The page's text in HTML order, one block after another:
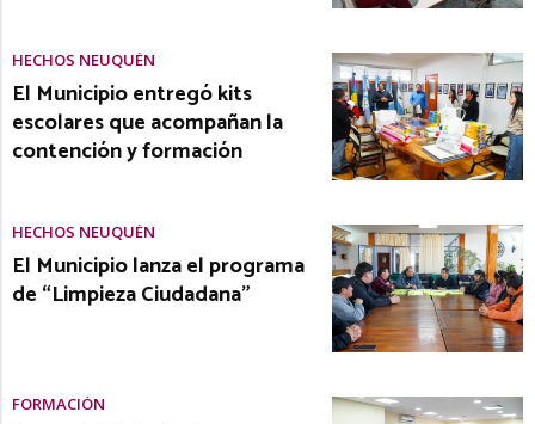
HECHOS NEUQUÉN
El Municipio entregó kits
escolares que acompañan la
contención y formación
HECHOS NEUQUÉN
El Municipio lanza el programa
de “Limpieza Ciudadana”
FORMACIÓN